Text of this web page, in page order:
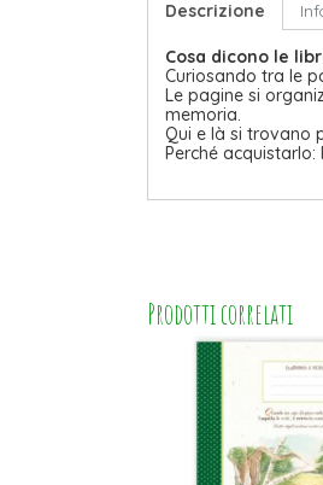
Descrizione
Cosa dicono le
Curiosando tra le
Le pagine si
memoria.
Qui e là si trovano
Perché
Prodotti correlati